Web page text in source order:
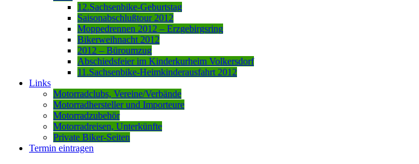
12.Sachsenbike-Geburtstag
Saisonabschlußtour 2012
Moppedrennen 2012 – Erzgebirgsring
Bikerweihnacht 2012
2012 – Büroumzug
Abschiedsfeier im Kinderkurheim Volkersdorf
11.Sachsenbike-Heimkinderausfahrt 2012
Links
Motorradclubs, Vereine/Verbände
Motorradhersteller und Importeure
Motorradzubehör
Motorradreisen, Unterkünfte
Private Biker-Seiten
Termin eintragen